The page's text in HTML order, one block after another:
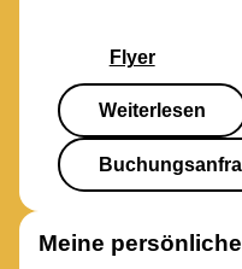
Flyer
Weiterlesen
Meine